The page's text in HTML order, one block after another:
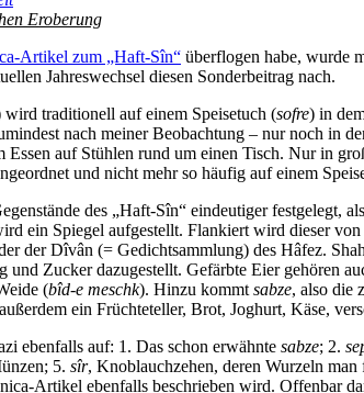
Eroberung
Artikel zum „Haft-Sîn“ überflogen habe, wurde
Jahreswechsel diesen Sonderbeitrag nach.
wird traditionell auf einem Speisetuch (sofre) in
nach meiner Beobachtung – nur noch in
auf Stühlen rund um einen Tisch. Nur in
und nicht mehr so häufig auf einem
des „Haft-Sîn“ eindeutiger festgelegt,
ein Spiegel aufgestellt. Flankiert wird dieser
der Dîvân (= Gedichtsammlung) des Hâfez.
Zucker dazugestellt. Gefärbte Eier gehören
(bîd-e meschk). Hinzu kommt sabze, also die
ein Früchteteller, Brot, Joghurt, Käse,
ebenfalls auf: 1. Das schon erwähnte sabze; 2.
5. sîr, Knoblauchzehen, deren Wurzeln
Artikel ebenfalls beschrieben wird. Offenbar